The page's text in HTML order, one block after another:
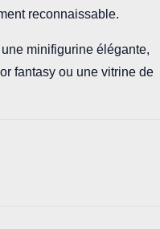
reconnaissable.
minifigurine élégante,
fantasy ou une vitrine de